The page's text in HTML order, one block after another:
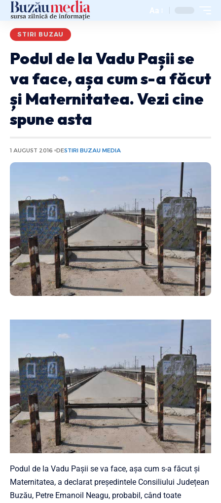
Aa
STIRI BUZAU
Podul de la Vadu Pașii se
va face, așa cum s-a făcut
și Maternitatea. Vezi cine
spune asta
1 AUGUST 2016 DESTIRI BUZAU MEDIA
Podul de la Vadu Pașii se va face, așa cum s-a făcut și
Maternitatea, a declarat președintele Consiliului Județean
Buzău, Petre Emanoil Neagu, probabil, când toate